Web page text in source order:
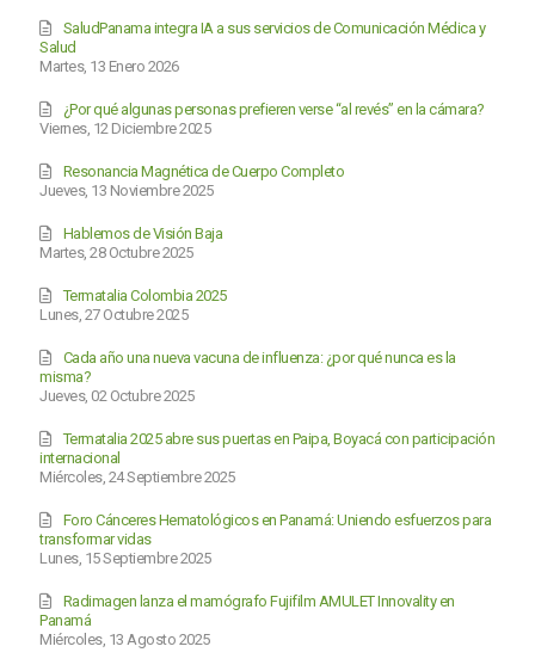
Martes, 13 Enero 2026
SaludPanama integra IA a sus servicios de Comunicación Médica y
Salud
Viernes, 12 Diciembre 2025
¿Por qué algunas personas prefieren verse “al revés” en la cámara?
Jueves, 13 Noviembre 2025
Resonancia Magnética de Cuerpo Completo
Martes, 28 Octubre 2025
Hablemos de Visión Baja
Lunes, 27 Octubre 2025
Termatalia Colombia 2025
Jueves, 02 Octubre 2025
Cada año una nueva vacuna de influenza: ¿por qué nunca es la
misma?
Miércoles, 24 Septiembre 2025
Termatalia 2025 abre sus puertas en Paipa, Boyacá con participación
internacional
Lunes, 15 Septiembre 2025
Foro Cánceres Hematológicos en Panamá: Uniendo esfuerzos para
transformar vidas
Miércoles, 13 Agosto 2025
Radimagen lanza el mamógrafo Fujifilm AMULET Innovality en
Panamá